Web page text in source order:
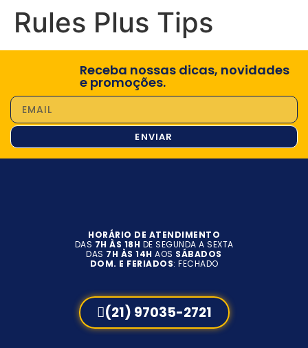
Rules Plus Tips
Receba nossas dicas, novidades
e promoções.
ENVIAR
HORÁRIO DE ATENDIMENTO
DAS 7H ÀS 18H DE SEGUNDA A SEXTA
DAS 7H ÀS 14H AOS SÁBADOS
DOM. E FERIADOS: FECHADO
(21) 97035-2721